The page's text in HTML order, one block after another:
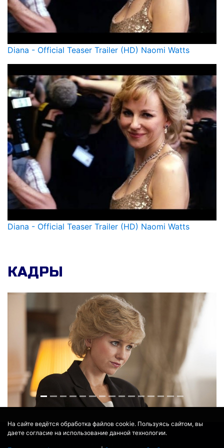
На сайте ведётся обработка файлов cookie. Пользуясь сайтом, вы
даете согласие на использование данной технологии.
Diana - Official Teaser Trailer (HD) Naomi Watts
Diana - Official Teaser Trailer (HD) Naomi Watts
КАДРЫ
© 2017 - 2026 MOVIE
ДАННЫЕ ПРЕДОСТАВЛЕНЫ: